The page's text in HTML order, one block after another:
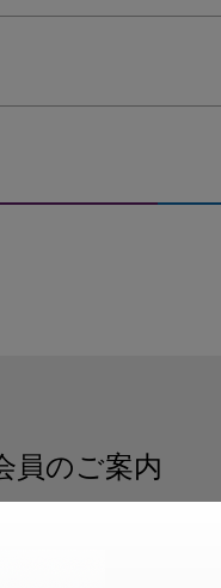
員のご案内
っと便利にご利用い